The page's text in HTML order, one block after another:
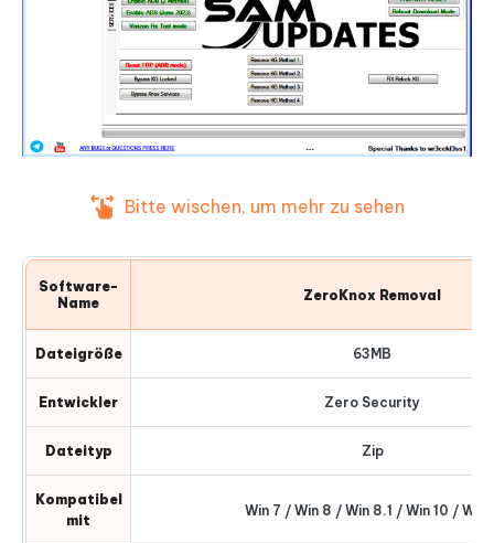
Bitte wischen, um mehr zu sehen
Software-
Name
ZeroKnox Removal
Dateigröße 63MB
Entwickler Zero Security
Dateityp Zip
Kompatibel
mit
Win 7 / Win 8 / Win 8.1 / Win 10 / Win